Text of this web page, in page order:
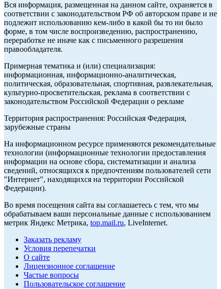
Вся информация, размещенная на данном сайте, охраняется в
соответствии с законодательством РФ об авторском праве и не
подлежит использованию кем-либо в какой бы то ни было
форме, в том числе воспроизведению, распространению,
переработке не иначе как с письменного разрешения
правообладателя.
Примерная тематика и (или) специализация:
информационная, информационно-аналитическая,
политическая, образовательная, спортивная, развлекательная,
культурно-просветительская, реклама в соответствии с
законодательством Российской Федерации о рекламе
Территория распространения: Российская Федерация,
зарубежные страны
На информационном ресурсе применяются рекомендательные
технологии (информационные технологии предоставления
информации на основе сбора, систематизации и анализа
сведений, относящихся к предпочтениям пользователей сети
"Интернет", находящихся на территории Российской
Федерации).
Во время посещения сайта вы соглашаетесь с тем, что мы
обрабатываем ваши персональные данные с использованием
метрик Яндекс Метрика, top.mail.ru, LiveInternet.
Заказать рекламу
Условия перепечатки
О сайте
Лицензионное соглашение
Частые вопросы
Пользовательское соглашение